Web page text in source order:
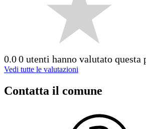
0.00 utenti hanno valutato questa
Vedi tutte le valutazioni
Contatta il comune